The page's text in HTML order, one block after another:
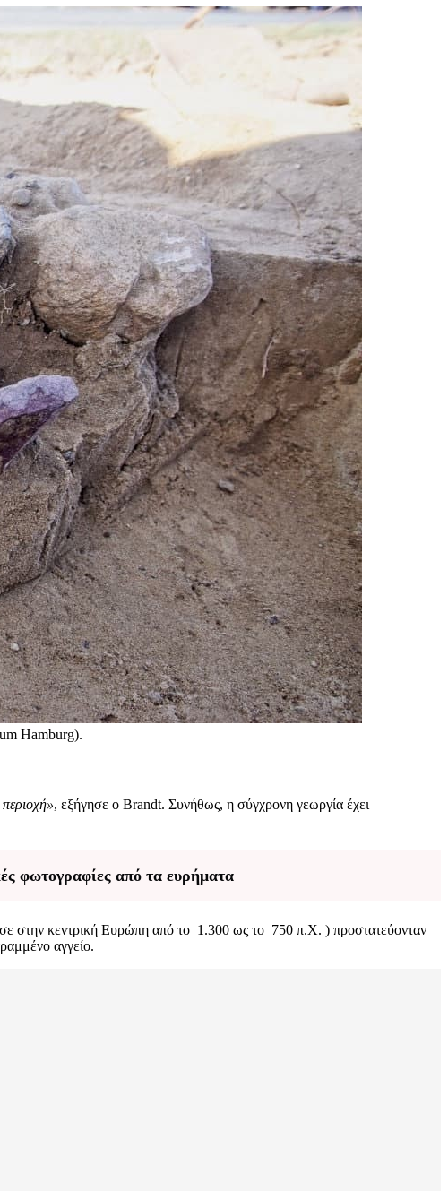
Hamburg).
, εξήγησε ο Brandt. Συνήθως, η σύγχρονη γεωργία έχει
φωτογραφίες από τα ευρήματα
στην κεντρική Ευρώπη από το 1.300 ως το 750 π.Χ. ) προστατεύονταν
αγγείο.